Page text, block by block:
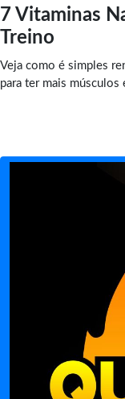
7 Vitaminas
Treino
Veja como é simples
para ter mais músculos